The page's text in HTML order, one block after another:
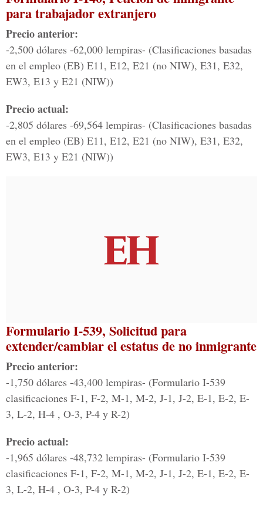
para trabajador extranjero
Precio anterior:
-2,500 dólares -62,000 lempiras- (Clasificaciones basadas
en el empleo (EB) E11, E12, E21 (no NIW), E31, E32,
EW3, E13 y E21 (NIW))
Precio actual:
-2,805 dólares -69,564 lempiras- (Clasificaciones basadas
en el empleo (EB) E11, E12, E21 (no NIW), E31, E32,
EW3, E13 y E21 (NIW))
Formulario I-539, Solicitud para
extender/cambiar el estatus de no inmigrante
Precio anterior:
-1,750 dólares -43,400 lempiras- (Formulario I-539
clasificaciones F-1, F-2, M-1, M-2, J-1, J-2, E-1, E-2, E-
3, L-2, H-4 , O-3, P-4 y R-2)
Precio actual:
-1,965 dólares -48,732 lempiras- (Formulario I-539
clasificaciones F-1, F-2, M-1, M-2, J-1, J-2, E-1, E-2, E-
3, L-2, H-4 , O-3, P-4 y R-2)